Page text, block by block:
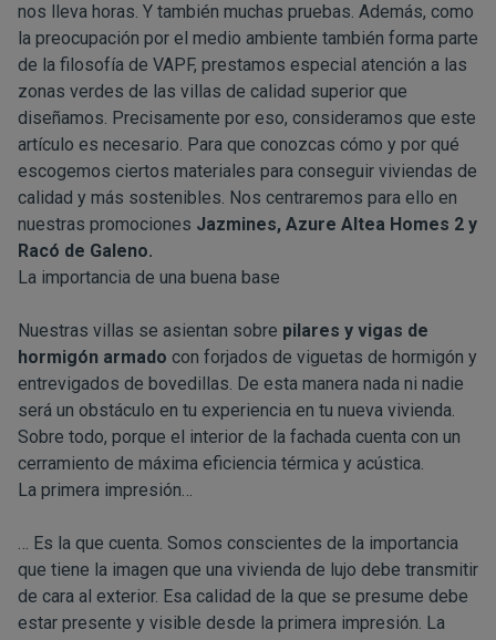
nos lleva horas. Y también muchas pruebas. Además, como
la preocupación por el medio ambiente también forma parte
de la filosofía de VAPF, prestamos especial atención a las
zonas verdes de las villas de calidad superior que
diseñamos. Precisamente por eso, consideramos que este
artículo es necesario. Para que conozcas cómo y por qué
escogemos ciertos materiales para conseguir viviendas de
calidad y más sostenibles. Nos centraremos para ello en
nuestras promociones Jazmines, Azure Altea Homes 2 y
Racó de Galeno.
La importancia de una buena base
Nuestras villas se asientan sobre pilares y vigas de
hormigón armado con forjados de viguetas de hormigón y
entrevigados de bovedillas. De esta manera nada ni nadie
será un obstáculo en tu experiencia en tu nueva vivienda.
Sobre todo, porque el interior de la fachada cuenta con un
cerramiento de máxima eficiencia térmica y acústica.
La primera impresión…
… Es la que cuenta. Somos conscientes de la importancia
que tiene la imagen que una vivienda de lujo debe transmitir
de cara al exterior. Esa calidad de la que se presume debe
estar presente y visible desde la primera impresión. La